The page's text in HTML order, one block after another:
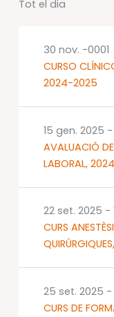
febr.
una
Tot el dia
CURSO
2024-2025
30 nov. -0001
AVALUACIÓ
LABORAL,
15 gen. 2025 -
CURS
22 set. 2025 -
CURS DE
25 set. 2025 -